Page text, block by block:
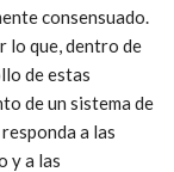
consensuado.
lo que, dentro de
de estas
de un sistema de
a las
y a las